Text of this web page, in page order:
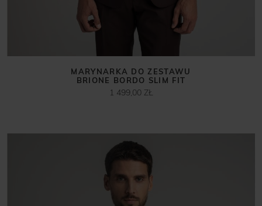
MARYNARKA DO ZESTAWU
BRIONE BORDO SLIM FIT
1 499,00 ZŁ